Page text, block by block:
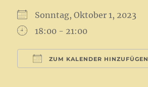
Sonntag, Oktober 1, 2023
18:00 - 21:00
ZUM KALENDER HINZUFÜGEN